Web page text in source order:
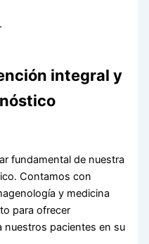
integral y
fundamental de nuestra
Contamos con
y medicina
para ofrecer
nuestros pacientes en su